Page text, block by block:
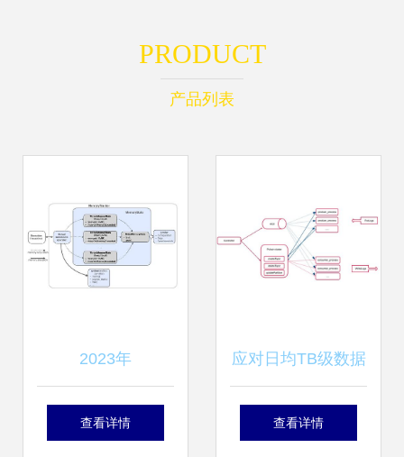
PRODUCT
产品列表
2023年
NeBulAnGraph技
查看详情
应对日均TB级数据
量挑战 金山云选用
查看详情